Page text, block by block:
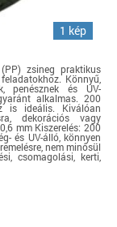
1 kép
zsineg praktikus
Könnyű,
penésznek és UV-
alkalmas. 200
is ideális. Kiválóan
dekorációs vagy
mm Kiszerelés: 200
és UV-álló, könnyen
nem minősül
csomagolási, kerti,